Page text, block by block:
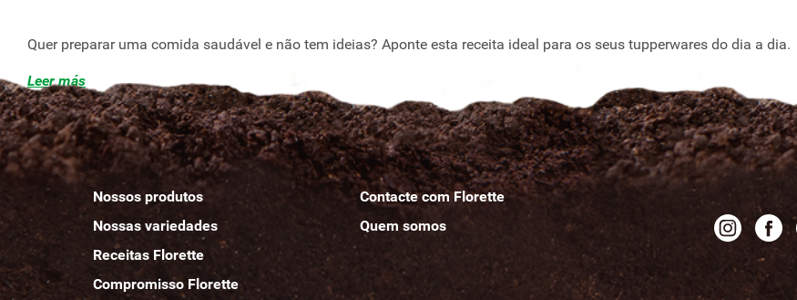
Quer preparar uma comida saudável e não tem ideias? Aponte esta receita ideal para os seus tupperwares do dia a dia.
Leer más
Nossos produtos
Nossas variedades
Receitas Florette
Compromisso Florette
Contacte com Florette
Quem somos